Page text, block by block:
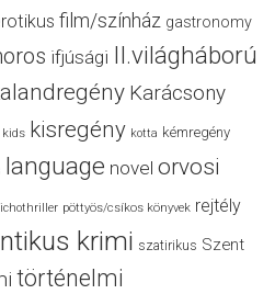
film/színház gastronomy
ifjúsági II.világháború
Karácsony
kids kisregény kotta kémregény
language novel orvosi
pöttyös/csíkos könyvek rejtély
krimi szatirikus Szent
történelmi